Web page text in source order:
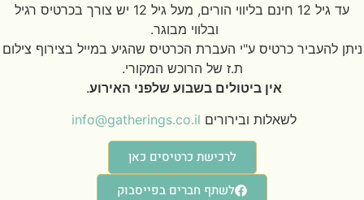
עד גיל 12 חינם בליווי הורים, מעל גיל 12 יש צורך בכרטיס רגיל
ובלווי מבוגר.
ניתן להעביר כרטיס ע"י העברת הכרטיס שהגיע במייל בצירוף צילום
ת.ז של הרוכש המקורי.
אין ביטולים בשבוע שלפני האירוע.
לשאלות ובירורים info@gatherings.co.il
לרכישת כרטיסים כאן
לשתף חברים בפייסבוק